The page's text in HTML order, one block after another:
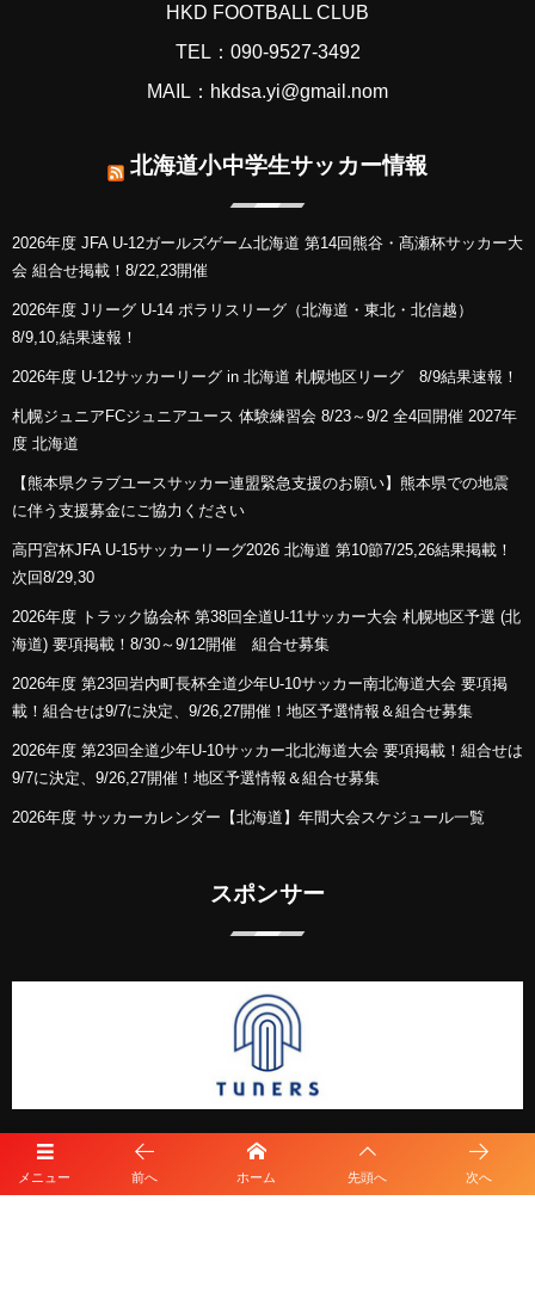
メニュー 前へ ホーム 先頭へ 次へ
HKD FOOTBALL CLUB
TEL：090-9527-3492
MAIL：hkdsa.yi@gmail.nom
北海道小中学生サッカー情報
2026年度 JFA U-12ガールズゲーム北海道 第14回熊谷・髙瀬杯サッカー大
会 組合せ掲載！8/22,23開催
2026年度 Jリーグ U-14 ポラリスリーグ（北海道・東北・北信越）
8/9,10,結果速報！
2026年度 U-12サッカーリーグ in 北海道 札幌地区リーグ 8/9結果速報！
札幌ジュニアFCジュニアユース 体験練習会 8/23～9/2 全4回開催 2027年
度 北海道
【熊本県クラブユースサッカー連盟緊急支援のお願い】熊本県での地震
に伴う支援募金にご協力ください
高円宮杯JFA U-15サッカーリーグ2026 北海道 第10節7/25,26結果掲載！
次回8/29,30
2026年度 トラック協会杯 第38回全道U-11サッカー大会 札幌地区予選 (北
海道) 要項掲載！8/30～9/12開催 組合せ募集
2026年度 第23回岩内町長杯全道少年U-10サッカー南北海道大会 要項掲
載！組合せは9/7に決定、9/26,27開催！地区予選情報＆組合せ募集
2026年度 第23回全道少年U-10サッカー北北海道大会 要項掲載！組合せは
9/7に決定、9/26,27開催！地区予選情報＆組合せ募集
2026年度 サッカーカレンダー【北海道】年間大会スケジュール一覧
スポンサー